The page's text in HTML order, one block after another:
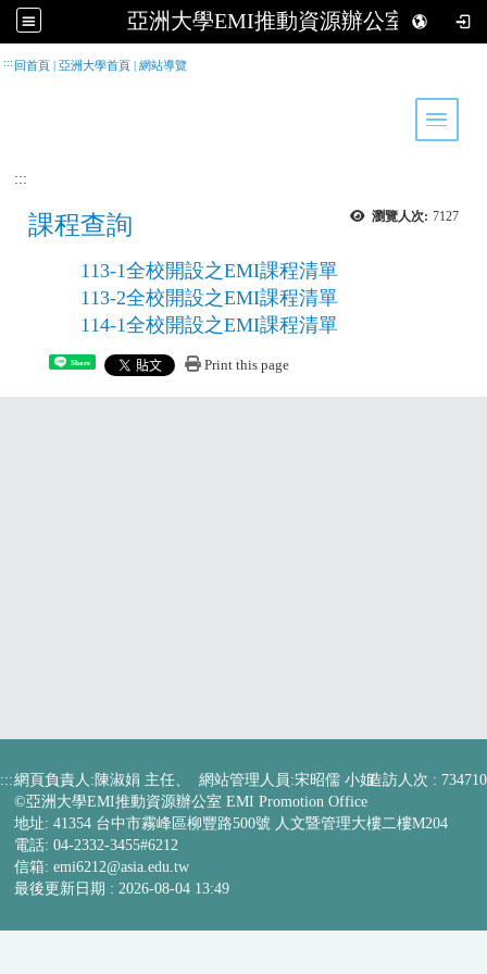
亞洲大學EMI推動資源辦公室
::: 回首頁 |亞洲大學首頁 |網站導覽
Toggle
:::
瀏覽人次: 7127
課程查詢
113-1全校開設之EMI課程清單
113-2全校開設之EMI課程清單
114-1全校開設之EMI課程清單
Share Print this page
:::網頁負責人:陳淑娟 主任、 網站管理人員:宋昭儒 小姐
©亞洲大學EMI推動資源辦公室 EMI Promotion Office
地址: 41354 台中市霧峰區柳豐路500號 人文暨管理大樓二樓M204
電話: 04-2332-3455#6212
信箱:emi6212@asia.edu.tw
造訪人次 : 734710
最後更新日期 : 2026-08-04 13:49